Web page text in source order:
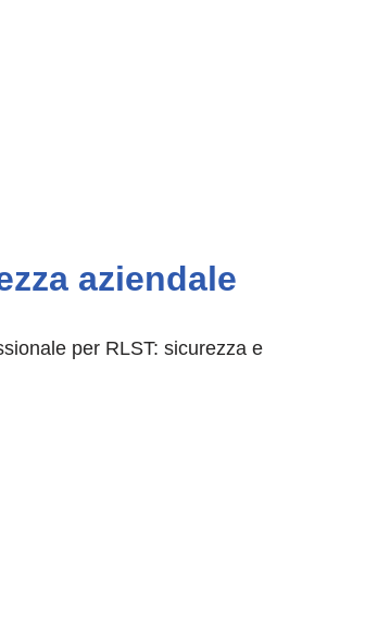
aziendale
per RLST: sicurezza e